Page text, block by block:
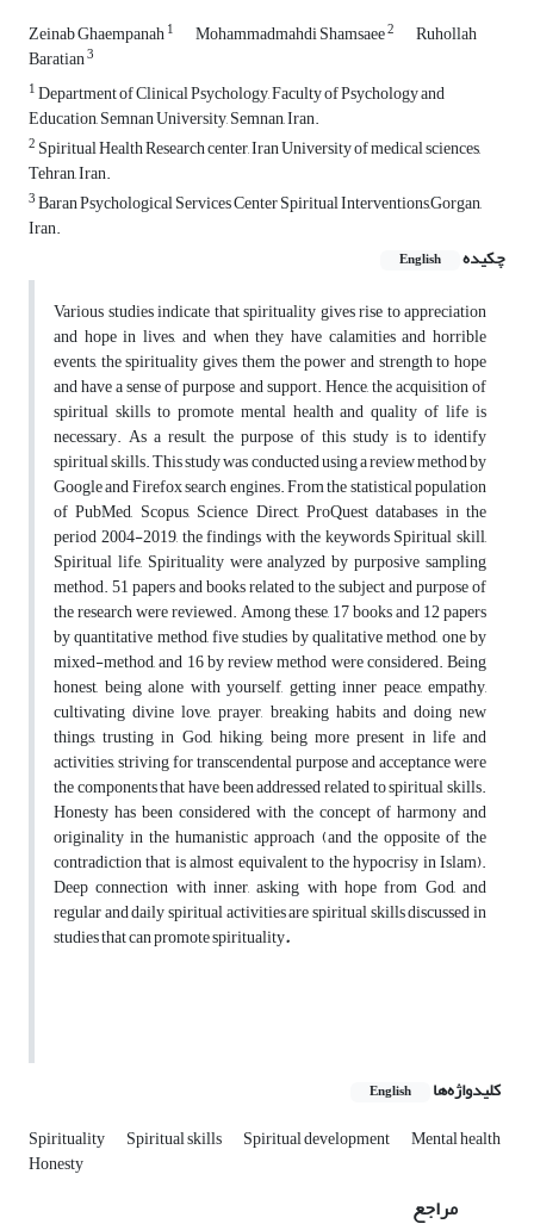
Zeinab Ghaempanah1 Mohammadmahdi Shamsaee2 Ruhollah
Baratian3
1Department of Clinical Psychology, Faculty of Psychology and
Education, Semnan University, Semnan, Iran.
2 Spiritual Health Research center, Iran University of medical sciences,
Tehran, Iran.
3Baran Psychological Services Center Spiritual Interventions,Gorgan,
Iran.
چکیده
English
Various studies indicate that spirituality gives rise to appreciation
and hope in lives, and when they have calamities and horrible
events, the spirituality gives them the power and strength to hope
and have a sense of purpose and support. Hence, the acquisition of
spiritual skills to promote mental health and quality of life is
necessary. As a result, the purpose of this study is to identify
spiritual skills. This study was conducted using a review method by
Google and Firefox search engines. From the statistical population
of PubMed, Scopus, Science Direct, ProQuest databases in the
period 2004-2019, the findings with the keywords Spiritual skill,
Spiritual life, Spirituality were analyzed by purposive sampling
method. 51 papers and books related to the subject and purpose of
the research were reviewed. Among these, 17 books and 12 papers
by quantitative method, five studies by qualitative method, one by
mixed-method, and 16 by review method were considered. Being
honest, being alone with yourself, getting inner peace, empathy,
cultivating divine love, prayer, breaking habits and doing new
things, trusting in God, hiking, being more present in life and
activities, striving for transcendental purpose and acceptance were
the components that have been addressed related to spiritual skills.
Honesty has been considered with the concept of harmony and
originality in the humanistic approach (and the opposite of the
contradiction that is almost equivalent to the hypocrisy in Islam).
Deep connection with inner, asking with hope from God, and
regular and daily spiritual activities are spiritual skills discussed in
studies that can promote spirituality.
کلیدواژه‌ها English
Spirituality Spiritual skills Spiritual development Mental health
Honesty
مراجع